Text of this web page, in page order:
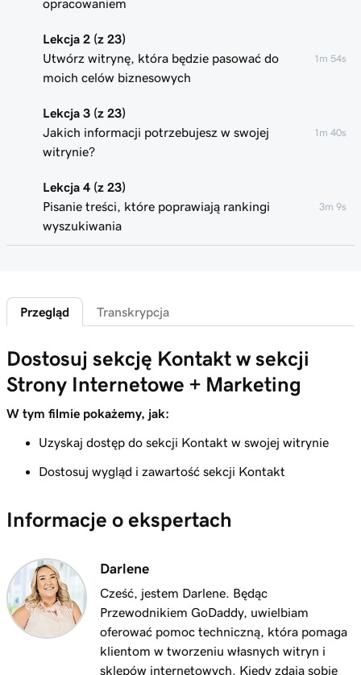
opracowaniem
Lekcja 2 (z 23)
Utwórz witrynę, która będzie pasować do
moich celów biznesowych
1m 54s
Lekcja 3 (z 23)
Jakich informacji potrzebujesz w swojej
witrynie?
1m 40s
Lekcja 4 (z 23)
Pisanie treści, które poprawiają rankingi
wyszukiwania
3m 9s
Lekcja 6 (z 23)
1m 51s
Lekcja 7 (z 23)
Dodaj sekcję do moich witryn internetowych
+ marketingowych
Lekcja 8 (z 23)
Edytuj zawartość w sekcji lub grupie sekcji
Edytuj elementy wizualne w moim nagłówku
Edytuj tekst w nagłówku Strony Internetowe
+ Marketing
Lekcja 11 (z 23)
Dodaj baner promocyjny do mojej witryny
2m 18s
Przegląd Transkrypcja
Dostosuj sekcję Kontakt w sekcji
Strony Internetowe + Marketing
W tym filmie pokażemy, jak:
Uzyskaj dostęp do sekcji Kontakt w swojej witrynie
Dostosuj wygląd i zawartość sekcji Kontakt
Informacje o ekspertach
Darlene
Cześć, jestem Darlene. Będąc
Przewodnikiem GoDaddy, uwielbiam
oferować pomoc techniczną, która pomaga
klientom w tworzeniu własnych witryn i
sklepów internetowych. Kiedy zdają sobie